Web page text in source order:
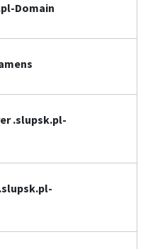
Domain
.slupsk.pl-